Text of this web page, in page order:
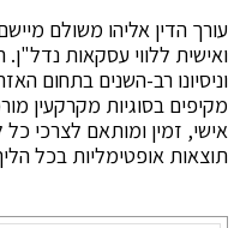
עורך הדין אליהו משולם
ואישית ללווי עסקאות
וניסיונו רב-השנים בתחום
מקיפים בסוגיות מקרקעין
אישי, זמין ומותאם לצרכי
תוצאות אופטימליות בכל